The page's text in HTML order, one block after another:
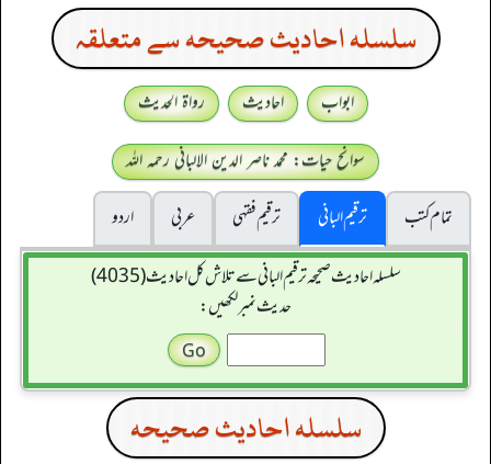
سلسله احاديث صحيحه سے متعلقہ
ابواب احادیث
رواۃ الحدیث
سوانح حیات: محمد ناصر الدین الالبانی رحمہ اللہ
تمام کتب
ترقیم البانی ترقيم فقہی عربی
اردو
سلسله احاديث صحيحه ترقیم البانی سے تلاش کل احادیث (4035)
حدیث نمبر لکھیں:
سلسله احاديث صحيحه